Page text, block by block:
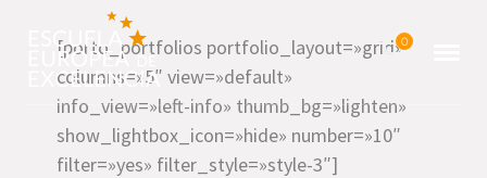
0
[porto_portfolios portfolio_layout=»grid»
columns=»5″ view=»default»
info_view=»left-info» thumb_bg=»lighten»
show_lightbox_icon=»hide» number=»10″
filter=»yes» filter_style=»style-3″]